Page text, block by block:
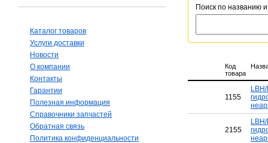
Каталог товаров
Услуги доставки
Новости
О компании
Контакты
Гарантии
Полезная информация
Справочники запчастей
Обратная связь
Политика конфиденциальности
Поиск по названию
Код
товара
1155
2155